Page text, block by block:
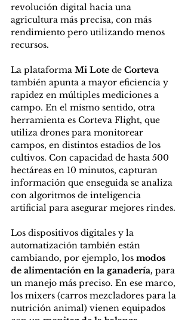
revolución digital hacia una
agricultura más precisa, con más
rendimiento pero utilizando menos
recursos.
La plataforma Mi Lote de Corteva
también apunta a mayor eficiencia y
rapidez en múltiples mediciones a
campo. En el mismo sentido, otra
herramienta es Corteva Flight, que
utiliza drones para monitorear
campos, en distintos estadios de los
cultivos. Con capacidad de hasta 500
hectáreas en 10 minutos, capturan
información que enseguida se analiza
con algoritmos de inteligencia
artificial para asegurar mejores rindes.
Los dispositivos digitales y la
automatización también están
cambiando, por ejemplo, los modos
de alimentación en la ganadería, para
un manejo más preciso. En ese marco,
los mixers (carros mezcladores para la
nutrición animal) vienen equipados